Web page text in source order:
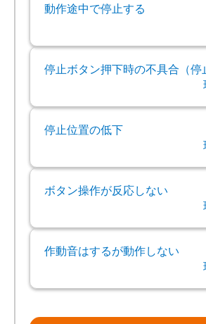
動作途中で停止する
停止ボタン押下時の不具合（停
停止位置の低下
ボタン操作が反応しない
作動音はするが動作しない